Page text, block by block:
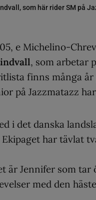
som här rider SM på
e Michelino-
, som arbetar
finns många
på Jazzmatazz
i det danska
Ekipaget har tävlat
är Jennifer som
med den